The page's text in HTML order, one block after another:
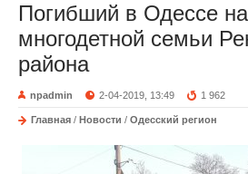
Погибший в Одессе
многодетной семьи
района
npadmin 2-04-2019, 13:49 1 962
Главная / Новости / Одесский регион